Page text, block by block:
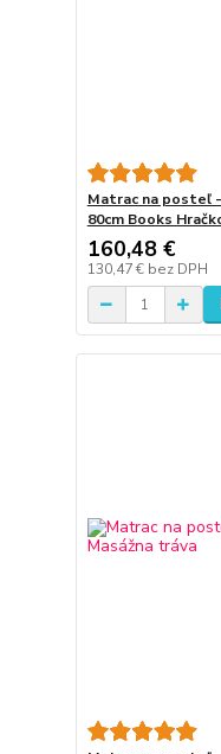
Matrac na posteľ
80cm Books
160,48 €
130,47 € bez DPH